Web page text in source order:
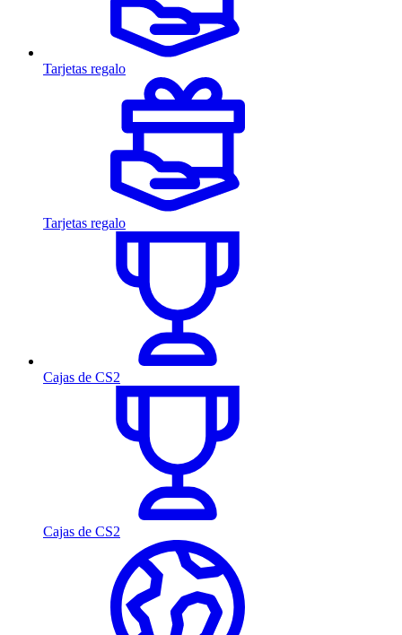
Tarjetas regalo
Tarjetas regalo
Cajas de CS2
Cajas de CS2